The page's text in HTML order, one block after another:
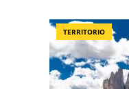
TERRITORIO